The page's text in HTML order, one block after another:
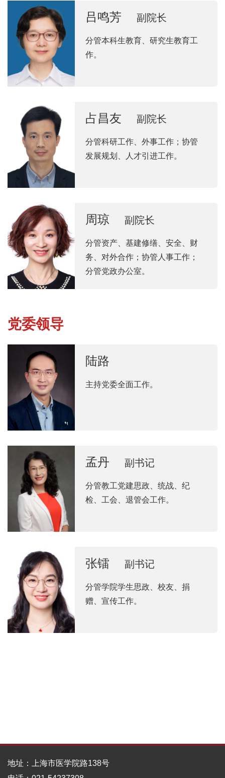
吕鸣芳 副院长
分管本科生教育、研究生教育工
作。
占昌友 副院长
分管科研工作、外事工作；协管
发展规划、人才引进工作。
周琼 副院长
分管资产、基建修缮、安全、财
务、对外合作；协管人事工作；
分管党政办公室。
党委领导
陆路
主持党委全面工作。
孟丹 副书记
分管教工党建思政、统战、纪
检、工会、退管会工作。
张镭 副书记
分管学院学生思政、校友、捐
赠、宣传工作。
地址：上海市医学院路138号